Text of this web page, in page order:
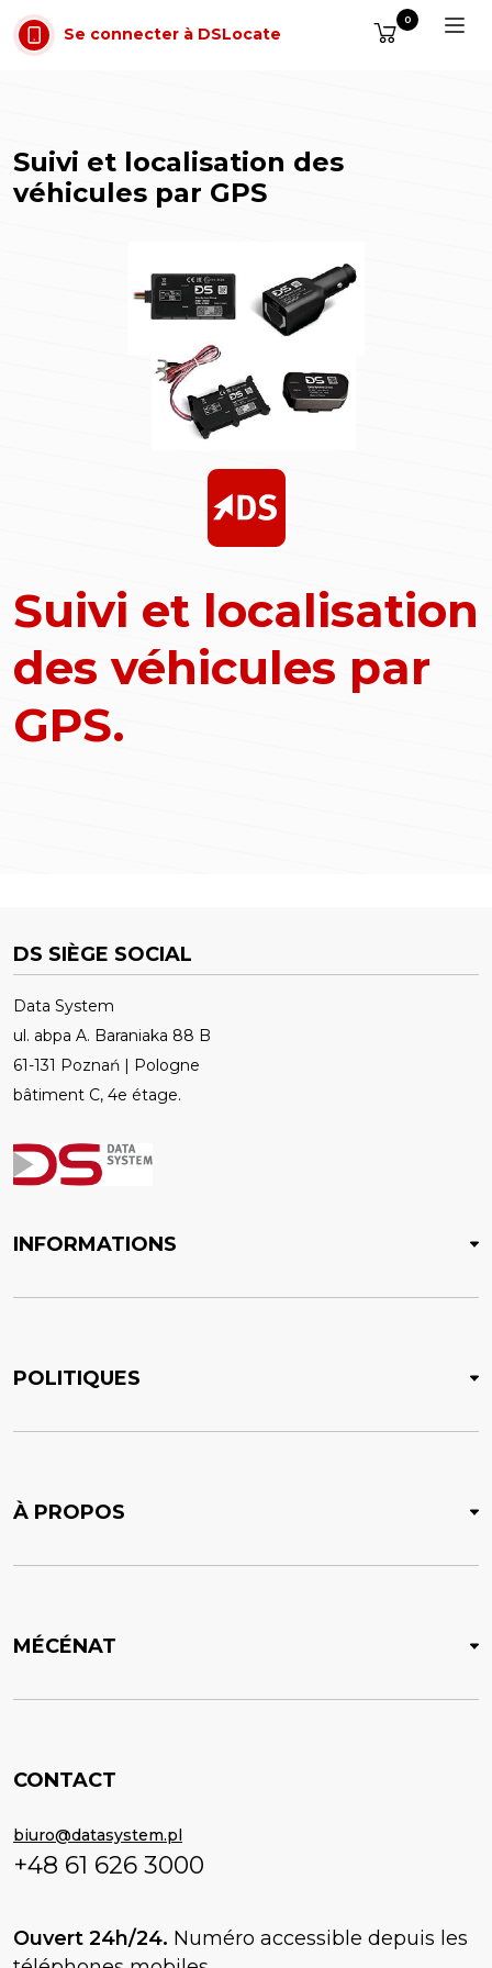
Aller au contenu
Se connecter à DSLocate
0
Suivi et localisation des
véhicules par GPS
Suivi et localisation
des véhicules par
GPS.
DS SIÈGE SOCIAL
Data System
ul. abpa A. Baraniaka 88 B
61-131 Poznań | Pologne
bâtiment C, 4e étage.
INFORMATIONS
POLITIQUES
À PROPOS
MÉCÉNAT
CONTACT
biuro@datasystem.pl
+48 61 626 3000
Ouvert 24h/24. Numéro accessible depuis les